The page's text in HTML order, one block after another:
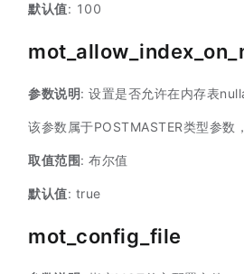
默认值: 100
参数说明: 设置是否允许在内存表
该参数属于POSTMASTER类型参数
取值范围: 布尔值
默认值: true
mot_config_file